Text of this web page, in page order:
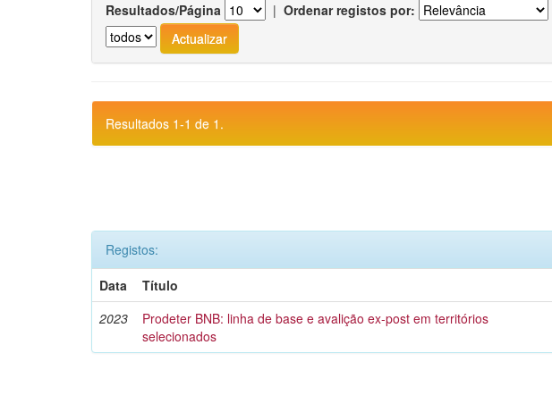
Resultados/Página | Ordenar registos por:
Resultados 1-1 de 1.
Registos:
Data
Título
2023
Prodeter BNB: linha de base e avalição ex-post em territórios
selecionados